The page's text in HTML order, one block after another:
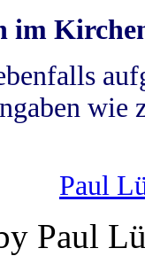
im
wie
Paul
Paul